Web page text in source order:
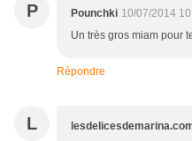
P Pounchki 10/07/2014
Un très gros miam pour
Répondre
L